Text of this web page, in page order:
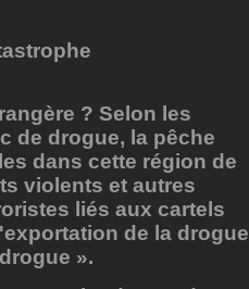
? Selon les
de drogue, la pêche
dans cette région de
violents et autres
liés aux cartels
de la drogue
».